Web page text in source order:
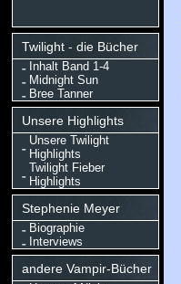
Twilight - die Bücher
Inhalt Band 1-4
Midnight Sun
Bree Tanner
Unsere Highlights
Unsere Twilight
Highlights
Twilight Fieber
Highlights
Stephenie Meyer
Biographie
Interviews
andere Vampir-Bücher